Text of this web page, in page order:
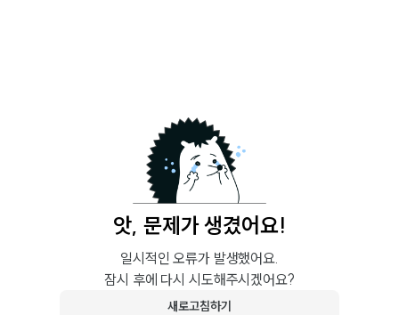
앗, 문제가 생겼어요!
일시적인 오류가 발생했어요.
잠시 후에 다시 시도해주시겠어요?
새로고침하기